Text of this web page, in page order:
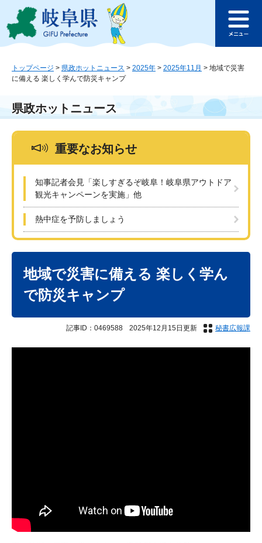
ジ
ュ
このページの本文へ
ュ
トップページ > 県政ホットニュース > 2025年 > 2025年11月 > 地域で災害
に備える 楽しく学んで防災キャンプ
県政ホットニュース
重要なお知らせ
知事記者会見「楽しすぎるぞ岐阜！岐阜県アウトドア
観光キャンペーンを実施」他
熱中症を予防しましょう
地域で災害に備える 楽しく学ん
で防災キャンプ
記事ID：0469588 2025年12月15日更新 秘書広報課